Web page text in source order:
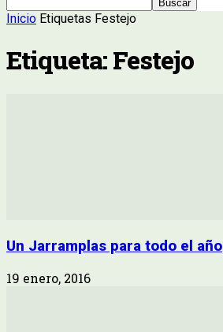
Inicio Etiquetas Festejo
Etiqueta: Festejo
Un Jarramplas para todo el año
19 enero, 2016